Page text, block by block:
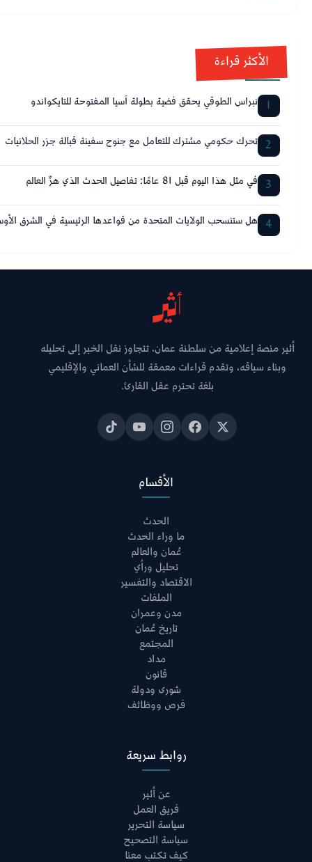
الأكثر قراءة
1 نبراس الطوقي يحقق فضية بطولة آسيا المفتوحة للتايكواندو
2 تحرك حكومي مشترك للتعامل مع جنوح سفينة قبالة جزر الحلانيات
3 في مثل هذا اليوم قبل 81 عامًا: تفاصيل الحدث الذي هزّ العالم
4 هل ستنسحب الولايات المتحدة من قواعدها الرئيسية في الشرق
أثير منصة إعلامية من سلطنة عمان، تتجاوز نقل الخبر إلى تحليله
وبناء سياقه، وتقدم قراءات معمقة للشأن العماني والإقليمي
بلغة تحترم عقل القارئ.
الأقسام
الحدث
ما وراء الحدث
عُمان والعالم
تحليل ورأي
الاقتصاد والتفسير
الملفات
مدن وعمران
تاريخ عُمان
المجتمع
مداد
قانون
شورى ودولة
فرص ووظائف
روابط سريعة
عن أثير
فريق العمل
سياسة التحرير
سياسة التصحيح
كيف تكتب معنا